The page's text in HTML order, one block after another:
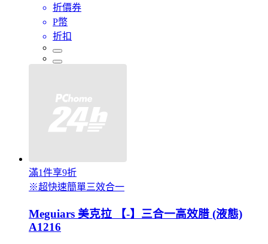
折價券
P幣
折扣
滿1件享9折
※超快速簡單三效合一
Meguiars 美克拉 【-】三合一高效腊 (液態)
A1216